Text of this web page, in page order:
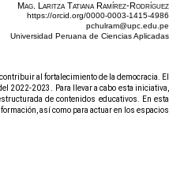
Mag. Laritza Tatiana Ramírez-Rodríguez
https://orcid.org/0000-0003-1415-4986
pchulram@upc.edu.pe
Universidad Peruana de Ciencias Aplicadas
al fortalecimiento de la democracia. El
2022-2023. Para llevar a cabo esta iniciativa,
de contenidos educativos. En esta
así como para actuar en los espacios